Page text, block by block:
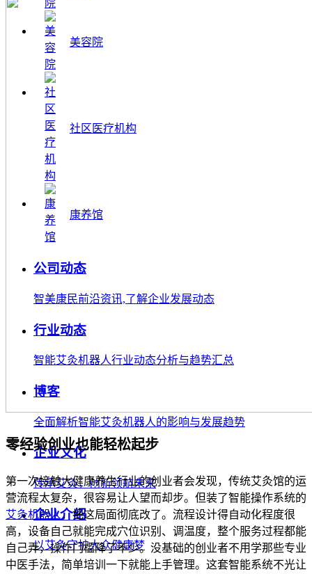
美容院
社区医疗机构
康养馆
公司动态
智美康民前沿资讯,了解企业发展动态
行业动态
智能艾灸机器人行业动态分析与趋势汇总
博客
全面解析智能艾灸机器人的影响与发展趋势
企业文化
传承艾灸，创新领航未来
企业介绍
以艾灸守护大众健康梦
零经验创业也能轻松起步
第一次接触大健康养生行业的创业者会发现，传统艾灸馆的运
营流程太复杂，很容易让人望而却步。但装了智能操作系统的
艾灸机器人，把这局面彻底改了。流程设计得自动化程度很
高，设备自己就能完成穴位识别、调温度，整个服务过程都能
自己弄，操作门槛降了不少。没基础的创业者不用学那些专业
中医手法，简单培训一下就能上手管理。这套智能系统不光让